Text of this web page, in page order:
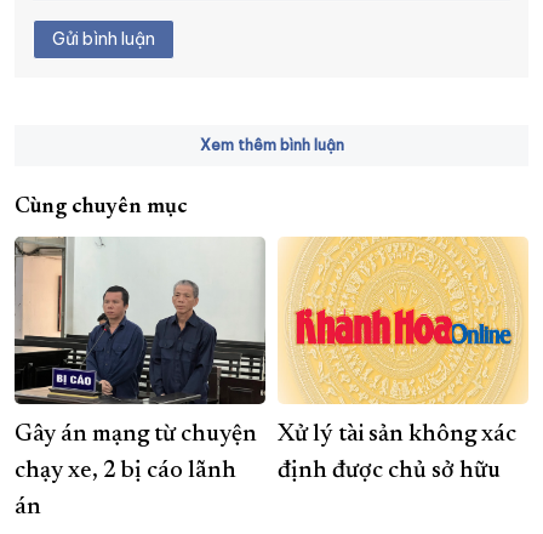
Gửi bình luận
Xem thêm bình luận
Cùng chuyên mục
Gây án mạng từ chuyện
chạy xe, 2 bị cáo lãnh
án
Xử lý tài sản không xác
định được chủ sở hữu